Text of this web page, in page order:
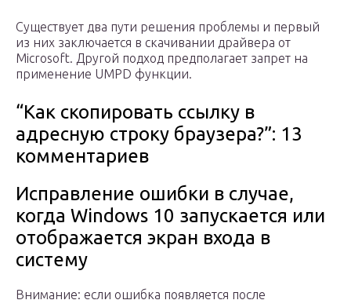
Существует два пути решения проблемы и первый
из них заключается в скачивании драйвера от
Microsoft. Другой подход предполагает запрет на
применение UMPD функции.
“Как скопировать ссылку в
адресную строку браузера?”: 13
комментариев
Исправление ошибки в случае,
когда Windows 10 запускается или
отображается экран входа в
систему
Внимание: если ошибка появляется после